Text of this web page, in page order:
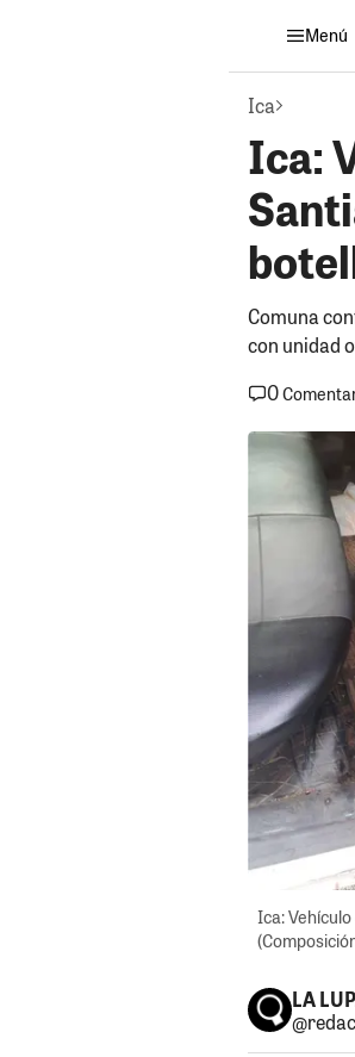
Menú
Ica
Ica:
Comuna
con unidad
0
Ica:
LA